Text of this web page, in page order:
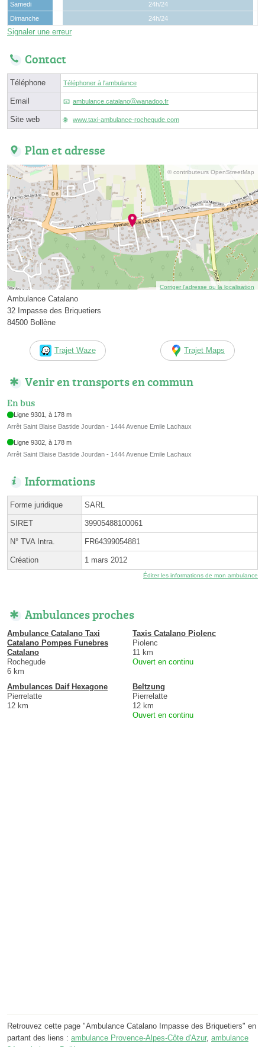
Samedi
24h/24
Dimanche
24h/24
Signaler une erreur
Contact
Téléphone Téléphoner à l'ambulance
Email ambulance.catalanoⓐwanadoo.fr
Site web www.taxi-ambulance-rochegude.com
Plan et adresse
© contributeurs OpenStreetMap
Corriger l’adresse ou la localisation
Ambulance Catalano
32 Impasse des Briquetiers
84500 Bollène
Trajet Waze Trajet Maps
Venir en transports en commun
En bus
Ligne 9301, à 178 m
Arrêt Saint Blaise Bastide Jourdan - 1444 Avenue Emile Lachaux
Ligne 9302, à 178 m
Arrêt Saint Blaise Bastide Jourdan - 1444 Avenue Emile Lachaux
Informations
Forme juridique SARL
SIRET 39905488100061
N° TVA Intra. FR64399054881
Création 1 mars 2012
Éditer les informations de mon ambulance
Ambulances proches
Ambulance Catalano Taxi
Catalano Pompes Funebres
Catalano
Rochegude
6 km
Taxis Catalano Piolenc
Piolenc
11 km
Ouvert en continu
Ambulances Daif Hexagone
Pierrelatte
12 km
Beltzung
Pierrelatte
12 km
Ouvert en continu
Retrouvez cette page "Ambulance Catalano Impasse des Briquetiers" en
partant des liens : ambulance Provence-Alpes-Côte d'Azur, ambulance